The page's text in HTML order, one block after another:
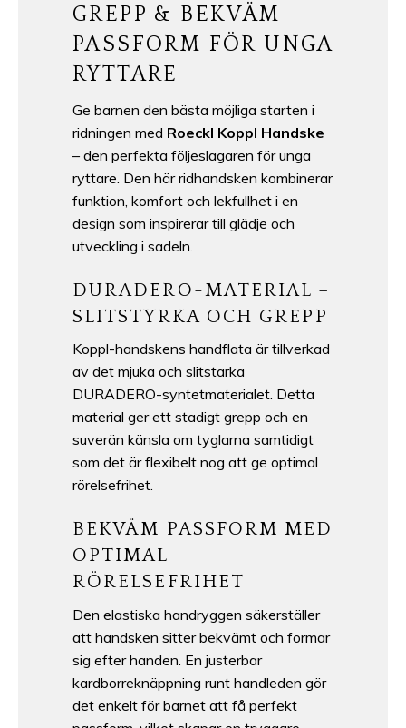
GREPP & BEKVÄM
PASSFORM FÖR UNGA
RYTTARE
Ge barnen den bästa möjliga starten i
ridningen med Roeckl Koppl Handske
– den perfekta följeslagaren för unga
ryttare. Den här ridhandsken kombinerar
funktion, komfort och lekfullhet i en
design som inspirerar till glädje och
utveckling i sadeln.
DURADERO-MATERIAL –
SLITSTYRKA OCH GREPP
Koppl-handskens handflata är tillverkad
av det mjuka och slitstarka
DURADERO-syntetmaterialet. Detta
material ger ett stadigt grepp och en
suverän känsla om tyglarna samtidigt
som det är flexibelt nog att ge optimal
rörelsefrihet.
BEKVÄM PASSFORM MED
OPTIMAL
RÖRELSEFRIHET
Den elastiska handryggen säkerställer
att handsken sitter bekvämt och formar
sig efter handen. En justerbar
kardborreknäppning runt handleden gör
det enkelt för barnet att få perfekt